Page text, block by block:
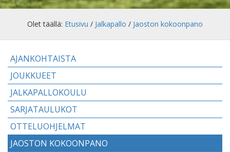
Olet täällä: Etusivu / Jalkapallo / Jaoston kokoonpano
AJANKOHTAISTA
JOUKKUEET
JALKAPALLOKOULU
SARJATAULUKOT
OTTELUOHJELMAT
JAOSTON KOKOONPANO